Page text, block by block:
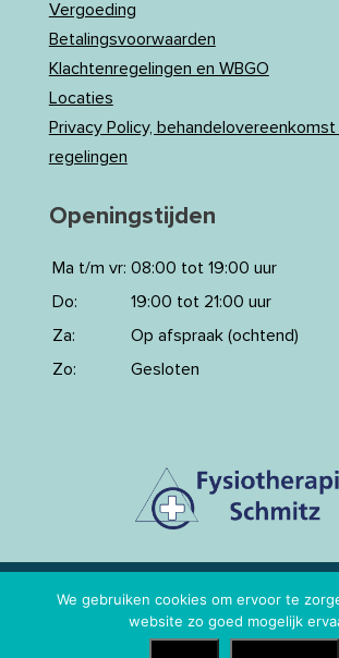
Vergoeding
Betalingsvoorwaarden
Klachtenregelingen en WBGO
Locaties
Privacy Policy, behandelovereenkomst
regelingen
Openingstijden
Ma t/m vr: 08:00 tot 19:00 uur
Do:
19:00 tot 21:00 uur
Za:
Op afspraak (ochtend)
Zo:
Gesloten
Copyright 2026 Fysiotherapie
572 17 63 | E.
We gebruiken cookies om ervoor te
website zo goed mogelijk